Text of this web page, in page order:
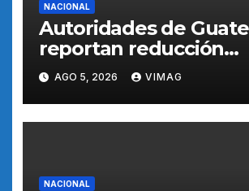
NACIONAL
Autoridades de
reportan reducción
progresiva de actividad
eruptiva del volcán de
AGO 5, 2026 VIMAG
NACIONAL